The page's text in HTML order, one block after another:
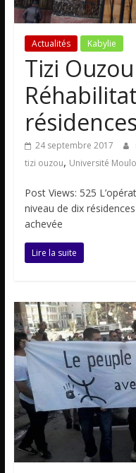
Actualités Kabylie
Tizi
24 septembre 2017
tizi ouzou, Université
Post Views: 525
niveau de dix
achevée
Lire la suite